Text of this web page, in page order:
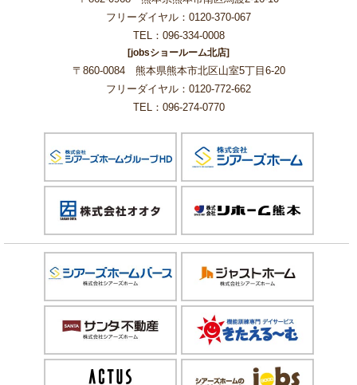
フリーダイヤル：0120-370-067
TEL：096-334-0008
[jobsショールーム北店]
〒860-0084 熊本県熊本市北区山室5丁目6-20
フリーダイヤル：0120-772-662
TEL：096-274-0770